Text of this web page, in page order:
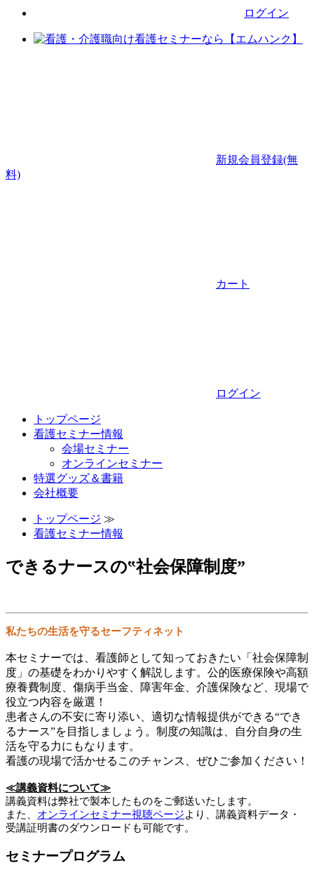
ログイン
新規会員登録(無
料)
カート
ログイン
トップページ
看護セミナー情報
会場セミナー
オンラインセミナー
特選グッズ＆書籍
会社概要
トップページ ≫
看護セミナー情報
できるナースの‟社会保障制度”
私たちの生活を守るセーフティネット
本セミナーでは、看護師として知っておきたい「社会保障制
度」の基礎をわかりやすく解説します。公的医療保険や高額
療養費制度、傷病手当金、障害年金、介護保険など、現場で
役立つ内容を厳選！
患者さんの不安に寄り添い、適切な情報提供ができる“でき
るナース”を目指しましょう。制度の知識は、自分自身の生
活を守る力にもなります。
看護の現場で活かせるこのチャンス、ぜひご参加ください！
≪講義資料について≫
講義資料は弊社で製本したものをご郵送いたします。
また、 オンラインセミナー視聴ページより、講義資料データ・
受講証明書のダウンロードも可能です。
セミナープログラム